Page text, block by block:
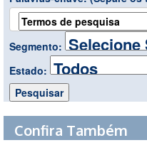
Segmento:
Estado:
Confira Também